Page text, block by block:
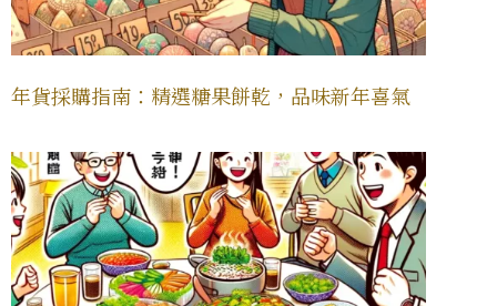
年貨採購指南：精選糖果餅乾，品味新年喜氣